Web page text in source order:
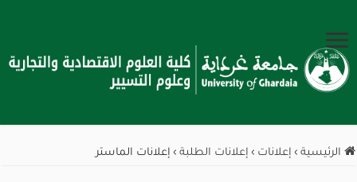
الرئيسية › إعلانات › إعلانات الطلبة › إعلانات الماستر